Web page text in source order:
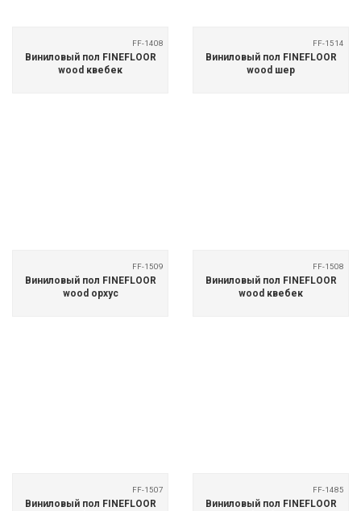
FF-1408
Виниловый пол FINEFLOOR
wood квебек
FF-1514
Виниловый пол FINEFLOOR
wood шер
FF-1509
Виниловый пол FINEFLOOR
wood орхус
FF-1508
Виниловый пол FINEFLOOR
wood квебек
FF-1507
Виниловый пол FINEFLOOR
FF-1485
Виниловый пол FINEFLOOR